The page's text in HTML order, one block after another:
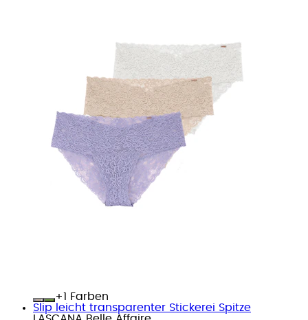
+
Farben
Slip leicht transparenter Stickerei Spitze